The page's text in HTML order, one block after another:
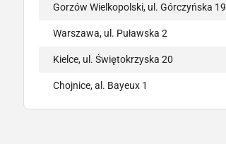
Gorzów Wielkopolski, ul. Górczyńska 19
Warszawa, ul. Puławska 2
Kielce, ul. Świętokrzyska 20
Chojnice, al. Bayeux 1